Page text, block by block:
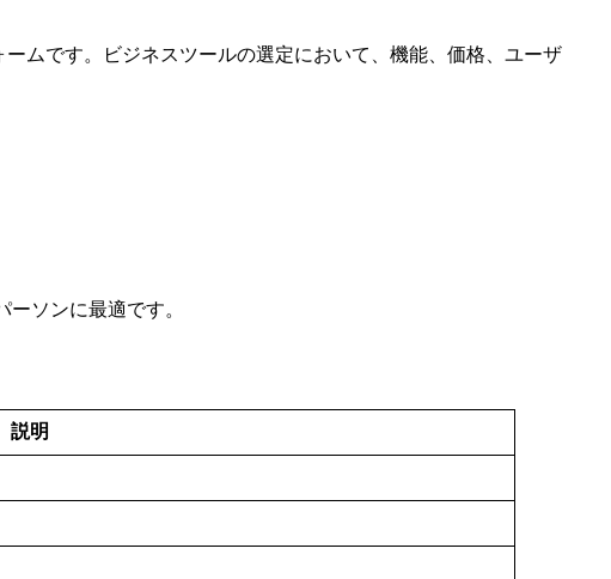
ムです。ビジネスツールの選定において、機能、価格、ユーザ
ソンに最適です。
説明